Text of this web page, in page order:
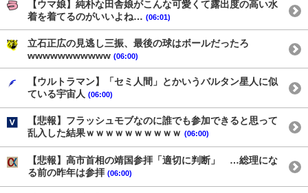
【ウマ娘】純朴な田舎娘がこんな可愛くて露出度の高い水
着を着てるのがいいよね… (06:01)
立石正広の見逃し三振、最後の球はボールだったろ
wwwwwwwwwww (06:00)
【ウルトラマン】「セミ人間」とかいうバルタン星人に似
ている宇宙人 (06:00)
【悲報】フラッシュモブなのに誰でも参加できると思って
乱入した結果ｗｗｗｗｗｗｗｗｗｗ (06:00)
【悲報】高市首相の靖国参拝「適切に判断」 …総理にな
る前の昨年は参拝 (06:00)